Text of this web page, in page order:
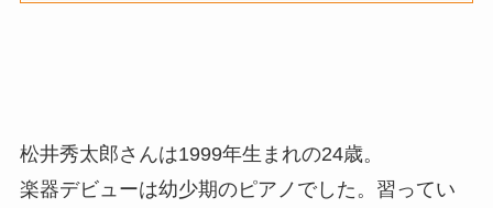
松井秀太郎さんは1999年生まれの24歳。
楽器デビューは幼少期のピアノでした。習ってい